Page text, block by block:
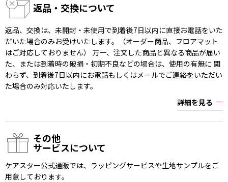
返品・交換について
返品、交換は、未開封・未使用で到着後7日以内に直接お電話をいた
だいた場合のみお受けいたします。（オーダー商品、フロアマット
はご対応しておりません） 万一、注文した商品と異なる商品が届い
た、または到着時の破損・初期不良などの場合は、使用の有無に 関
わらず、到着後7日以内にお電話もしくはメールでご連絡をいただい
た場合のみ対応いたします。
詳細を見る
その他
サービスについて
ケアスター公式通販では、ラッピングサービスや生地サンプルをご
用意しております。